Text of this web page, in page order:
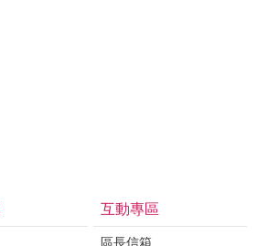
互動專區
區長信箱